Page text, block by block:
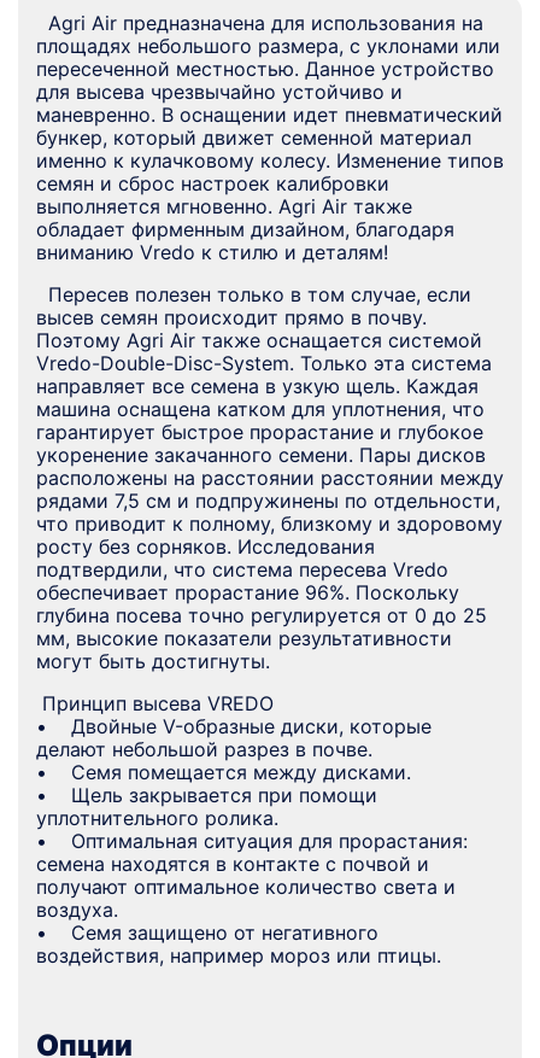
Agri Air предназначена для использования на
площадях небольшого размера, с уклонами или
пересеченной местностью. Данное устройство
для высева чрезвычайно устойчиво и
маневренно. В оснащении идет пневматический
бункер, который движет семенной материал
именно к кулачковому колесу. Изменение типов
семян и сброс настроек калибровки
выполняется мгновенно. Agri Air также
обладает фирменным дизайном, благодаря
вниманию Vredo к стилю и деталям!
Пересев полезен только в том случае, если
высев семян происходит прямо в почву.
Поэтому Agri Air также оснащается системой
Vredo-Double-Disc-System. Только эта система
направляет все семена в узкую щель. Каждая
машина оснащена катком для уплотнения, что
гарантирует быстрое прорастание и глубокое
укоренение закачанного семени. Пары дисков
расположены на расстоянии расстоянии между
рядами 7,5 см и подпружинены по отдельности,
что приводит к полному, близкому и здоровому
росту без сорняков. Исследования
подтвердили, что система пересева Vredo
обеспечивает прорастание 96%. Поскольку
глубина посева точно регулируется от 0 до 25
мм, высокие показатели результативности
могут быть достигнуты.
Принцип высева VREDO
• Двойные V-образные диски, которые
делают небольшой разрез в почве.
• Семя помещается между дисками.
• Щель закрывается при помощи
уплотнительного ролика.
• Оптимальная ситуация для прорастания:
семена находятся в контакте с почвой и
получают оптимальное количество света и
воздуха.
• Семя защищено от негативного
воздействия, например мороз или птицы.
Опции